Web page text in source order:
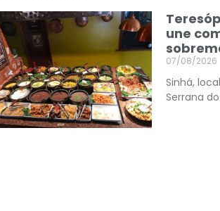
une
07/08/2026
Sinhá,
Serrana